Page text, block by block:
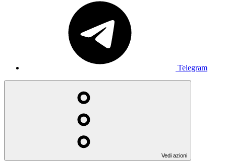
Telegram
Vedi azioni